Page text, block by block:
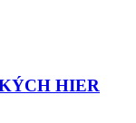
HIER